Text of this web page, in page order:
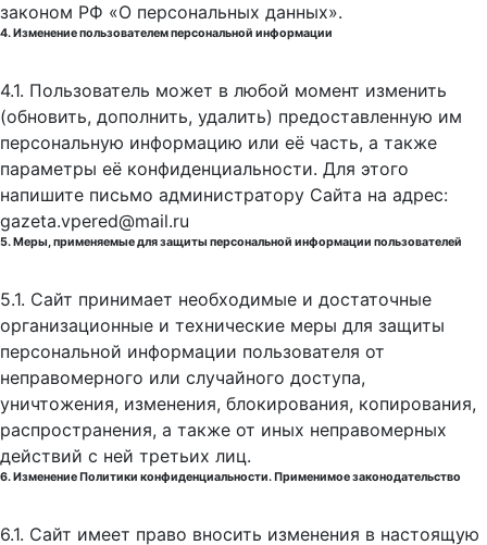
законом РФ «О персональных данных».
4. Изменение пользователем персональной информации
4.1. Пользователь может в любой момент изменить
(обновить, дополнить, удалить) предоставленную им
персональную информацию или её часть, а также
параметры её конфиденциальности. Для этого
напишите письмо администратору Сайта на адрес:
gazeta.vpered@mail.ru
5. Меры, применяемые для защиты персональной информации пользователей
5.1. Сайт принимает необходимые и достаточные
организационные и технические меры для защиты
персональной информации пользователя от
неправомерного или случайного доступа,
уничтожения, изменения, блокирования, копирования,
распространения, а также от иных неправомерных
действий с ней третьих лиц.
6. Изменение Политики конфиденциальности. Применимое законодательство
6.1. Сайт имеет право вносить изменения в настоящую